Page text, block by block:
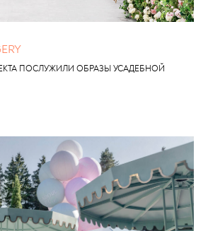
ПОСЛУЖИЛИ ОБРАЗЫ УСАДЕБНОЙ